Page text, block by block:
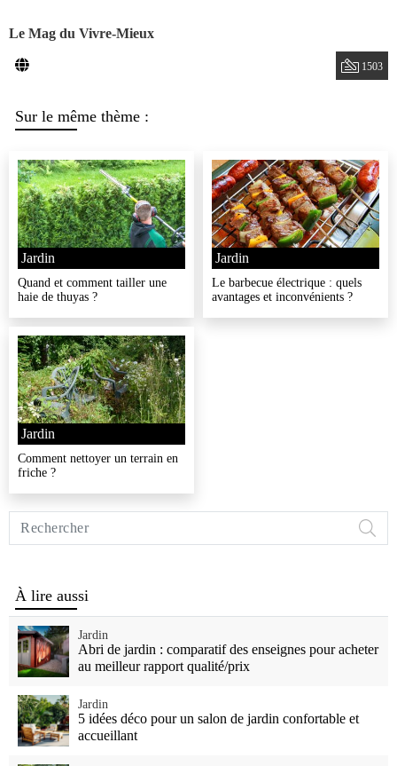
Le Mag du Vivre-Mieux
1503
Sur le même thème :
Quand et comment tailler une
haie de thuyas ?
Jardin
Le barbecue électrique : quels
avantages et inconvénients ?
Jardin
Comment nettoyer un terrain en
friche ?
Jardin
sur
À lire aussi
Abri de jardin : comparatif des enseignes pour acheter
au meilleur rapport qualité/prix
Jardin
5 idées déco pour un salon de jardin confortable et
accueillant
Jardin